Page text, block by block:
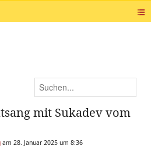
mit Sukadev vom
am 28. Januar 2025 um 8:36